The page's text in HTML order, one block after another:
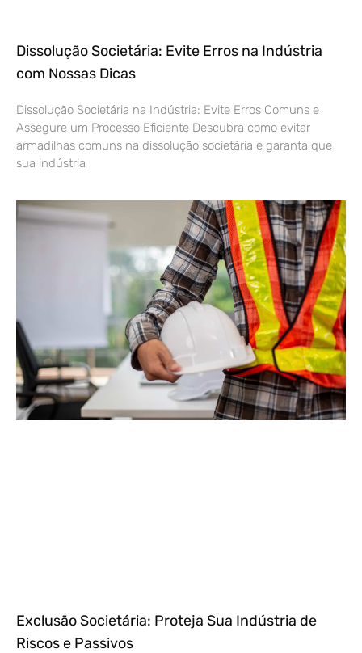
Dissolução Societária: Evite Erros na Indústria
com Nossas Dicas
Dissolução Societária na Indústria: Evite Erros Comuns e
Assegure um Processo Eficiente Descubra como evitar
armadilhas comuns na dissolução societária e garanta que
sua indústria
Exclusão Societária: Proteja Sua Indústria de
Riscos e Passivos